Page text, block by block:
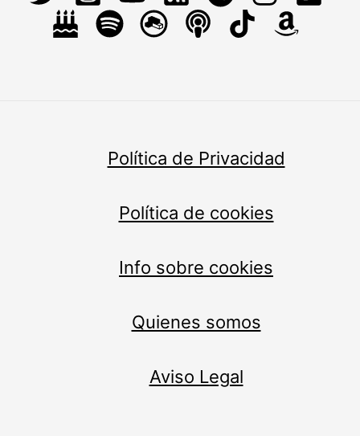
Política de Privacidad
Política de cookies
Info sobre cookies
Quienes somos
Aviso Legal